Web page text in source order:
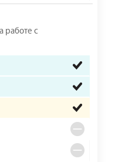
работе с